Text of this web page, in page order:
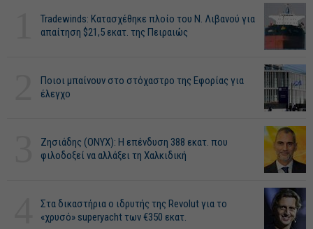
Tradewinds: Κατασχέθηκε πλοίο του Ν. Λιβανού για
απαίτηση $21,5 εκατ. της Πειραιώς
Ποιοι μπαίνουν στο στόχαστρο της Εφορίας για
έλεγχο
Ζησιάδης (ONYX): Η επένδυση 388 εκατ. που
φιλοδοξεί να αλλάξει τη Χαλκιδική
Στα δικαστήρια ο ιδρυτής της Revolut για το
«χρυσό» superyacht των €350 εκατ.